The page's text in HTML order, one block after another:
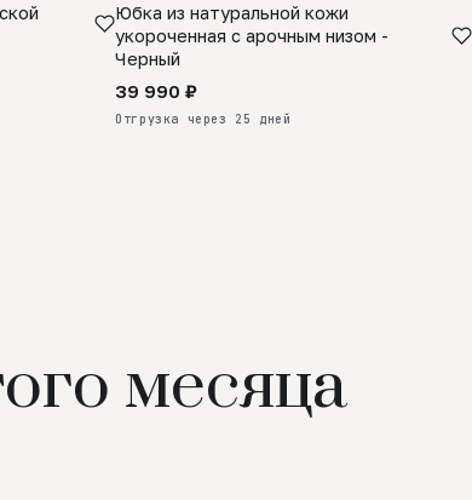
ПРЕДЗАКАЗ
Юбка из натуральной кожи
укороченная с арочным низом -
Черный
39 990 ₽
Отгрузка через 25 дней
месяца